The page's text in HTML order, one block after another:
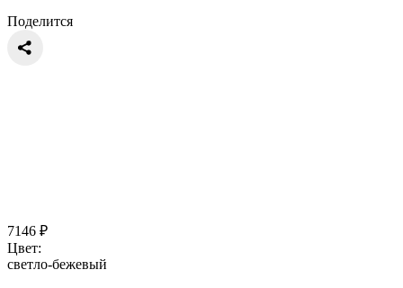
Поделится
7146 ₽
Цвет:
светло-бежевый